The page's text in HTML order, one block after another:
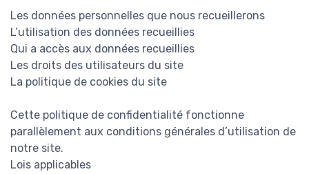
Les données personnelles que nous recueillerons
L’utilisation des données recueillies
Qui a accès aux données recueillies
Les droits des utilisateurs du site
La politique de cookies du site
Cette politique de confidentialité fonctionne
parallèlement aux conditions générales d’utilisation de
notre site.
Lois applicables